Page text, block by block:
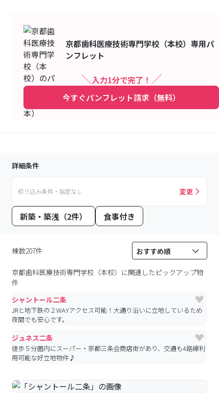
京都歯科医療技術専門学校（本校） 専用パ
ンフレット
入力1分で完了！
今すぐパンフレット請求（無料）
詳細条件
絞り込み条件・指定なし 変更
新築・築浅（2件） 食事付き
棟数207件
京都歯科医療技術専門学校（本校） に関連したピックアップ物
件
シャントール二条
JRと地下鉄の２WAYアクセス可能！大通り沿いに立地しているため
夜間でも安心です。
ジュネス二条
徒歩５分圏内にスーパー・京都三条会商店街があり、交通も4路線利
用可能な好立地物件♪